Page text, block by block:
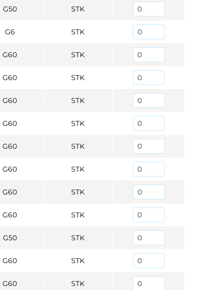
G50 STK
G6 STK
G60 STK
G60 STK
G60 STK
G60 STK
G60 STK
G60 STK
G60 STK
G60 STK
G50 STK
G60 STK
G60 STK